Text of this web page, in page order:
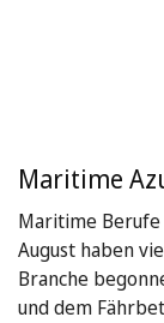
Maritime
Maritime Berufe
August haben
Branche
und dem